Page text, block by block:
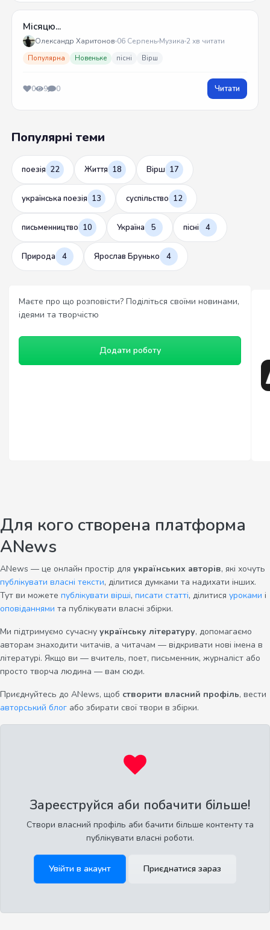
Місяцю...
Олександр Харитонов 06 Серпень Музика 2 хв читати
Популярна Новеньке пісні Вірш
0 9 0 Читати
Популярні теми
поезія 22 Життя 18 Вірш 17
українська поезія 13 суспільство 12
письменництво 10 Україна 5 пісні 4
Природа 4 Ярослав Брунько 4
Маєте про що розповісти? Поділіться своїми новинами,
ідеями та творчістю
Додати роботу
Для кого створена платформа
ANews
ANews — це онлайн простір для українських авторів, які хочуть
публікувати власні тексти, ділитися думками та надихати інших.
Тут ви можете публікувати вірші, писати статті, ділитися уроками і
оповіданнями та публікувати власні збірки.
Ми підтримуємо сучасну українську літературу, допомагаємо
авторам знаходити читачів, а читачам — відкривати нові імена в
літературі. Якщо ви — вчитель, поет, письменник, журналіст або
просто творча людина — вам сюди.
Приєднуйтесь до ANews, щоб створити власний профіль, вести
авторський блог або збирати свої твори в збірки.
Зареєструйся аби побачити більше!
Створи власний профіль аби бачити більше контенту та
публікувати власні роботи.
Увійти в акаунт Приєднатися зараз